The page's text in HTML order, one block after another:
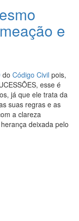
e
do Código Civil pois,
esse é
já que ele trata da
suas regras e as
a clareza
deixada pelo